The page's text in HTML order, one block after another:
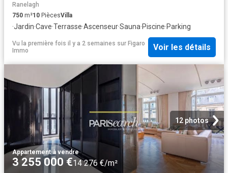
Ranelagh
750 m²10 PiècesVilla
·Jardin·Cave·Terrasse·Ascenseur·Sauna·Piscine·Parking
Vu la première fois il y a 2 semaines sur Figaro
Immo
Voir les détails
12 photos
Appartement·à vendre
3 255 000 €14 276 €/m²